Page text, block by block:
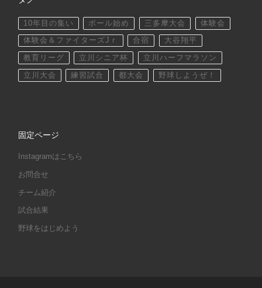
10年目の集い ボール始め 三多摩大会 体験会
体験会＆ファイターズJｒ 合宿 大谷翔平
教育リーグ 立川シニア杯 立川ハーフマラソン
立川大会 練習試合 都大会 野球しようぜ！
固定ページ
Instagramはこちら
お問合せ
チーム紹介
試合結果
野球をはじめよう